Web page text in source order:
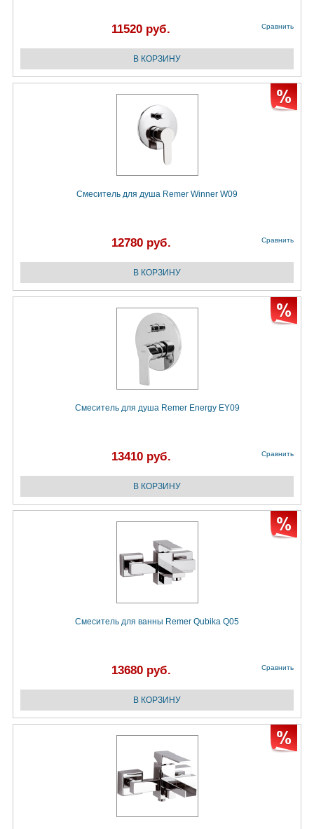
11520 руб. Сравнить
Смеситель для душа Remer Winner W09
12780 руб. Сравнить
Смеситель для душа Remer Energy EY09
13410 руб. Сравнить
Смеситель для ванны Remer Qubika Q05
13680 руб. Сравнить